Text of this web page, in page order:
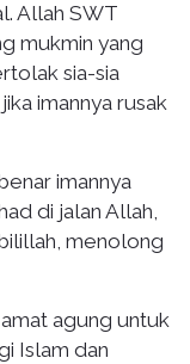
Allah SWT
mukmin yang
sia-sia
imannya rusak
imannya
di jalan Allah,
menolong
agung untuk
Islam dan